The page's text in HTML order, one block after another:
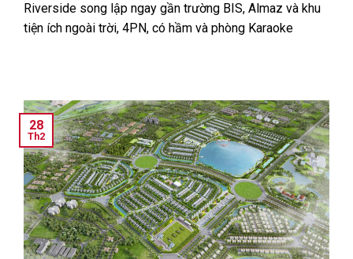
Riverside song lập ngay gần trường BIS, Almaz và khu
tiện ích ngoài trời, 4PN, có hầm và phòng Karaoke
28
Th2